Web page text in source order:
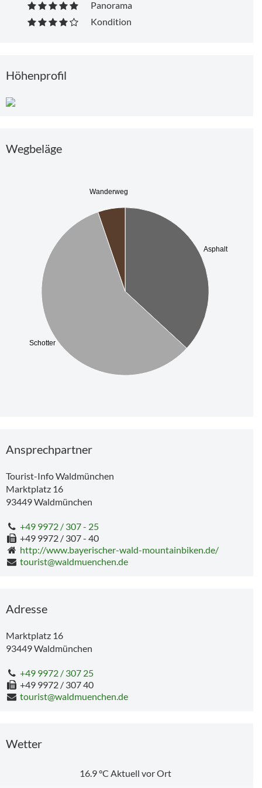
130 m
Panorama
Kondition
Höhenprofil
Wegbeläge
Asphalt
Schotter
Wanderweg
Ansprechpartner
Tourist-Info Waldmünchen
Marktplatz 16
93449Waldmünchen
+49 9972 / 307 - 25
+49 9972 / 307 - 40
http://www.bayerischer-wald-mountainbiken.de/
tourist@waldmuenchen.de
Adresse
Marktplatz 16
93449Waldmünchen
+49 9972 / 307 25
+49 9972 / 307 40
tourist@waldmuenchen.de
Wetter
16.9°C Aktuell vor Ort